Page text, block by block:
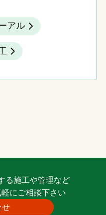
アル
る施工や管理など
にご相談下さい
せ